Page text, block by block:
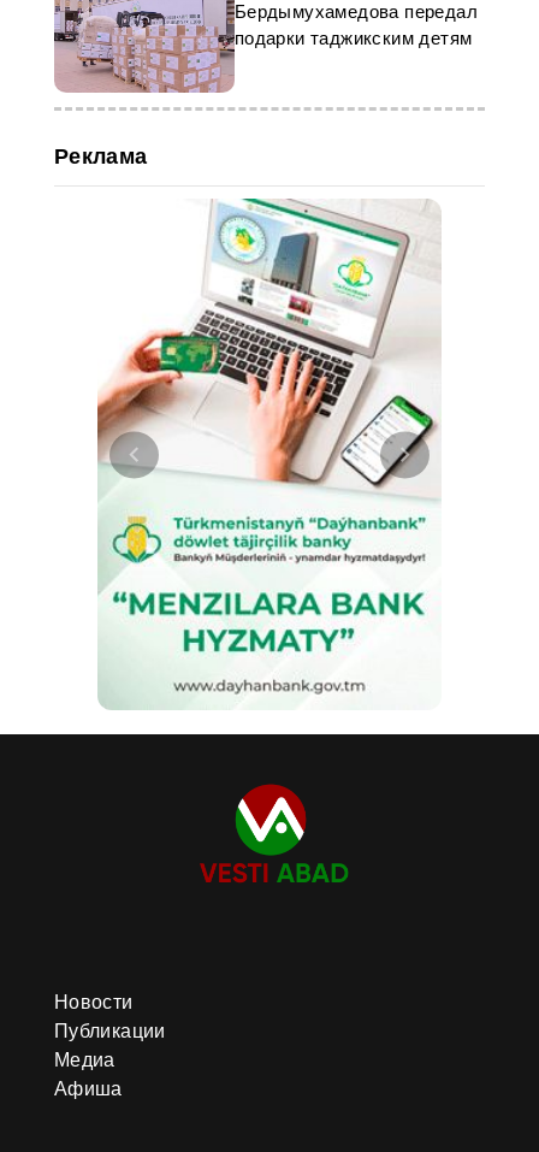
Бердымухамедова передал
подарки таджикским детям
Реклама
Новости
Публикации
Медиа
Афиша